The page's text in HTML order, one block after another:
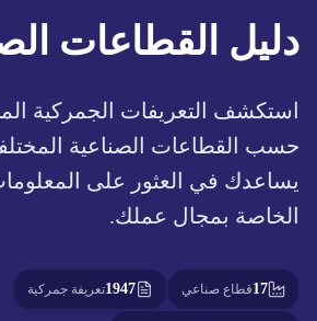
دليل القطاعات
استكشف التعريفات الجمركية
حسب القطاعات الصناعية
يساعدك في العثور على
الخاصة بمجال عملك.
17قطاع صناعي 1947تعريفة جمركية